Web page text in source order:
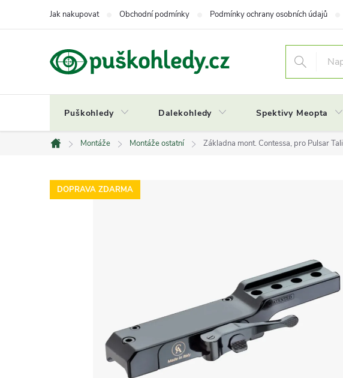
Jak nakupovat Obchodní podmínky Podmínky ochrany osobních údajů
Puškohledy Dalekohledy Spektivy Meopta
Domů
Montáže Montáže ostatní Základna mont. Contessa, pro Pulsar
DOPRAVA ZDARMA